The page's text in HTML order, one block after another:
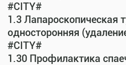
#CITY#
1.3 Лапароскопическая
односторонняя
#CITY#
1.30 Профилактика